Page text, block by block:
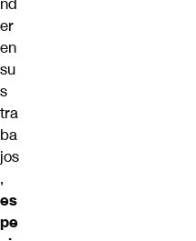
er
en
su
s
tra
ba
jos
,
es
pe